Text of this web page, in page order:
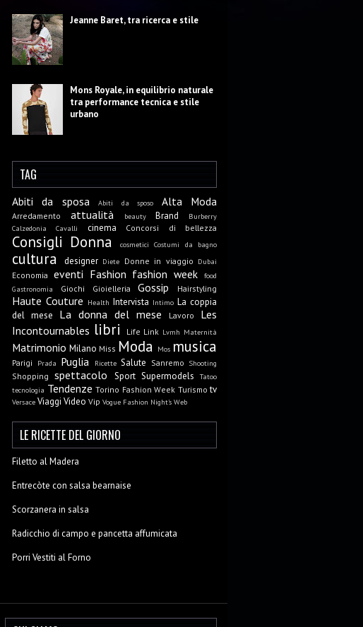
Jeanne Baret, tra ricerca e stile
Mons Royale, in equilibrio naturale
tra performance tecnica e stile
urbano
TAG
Abiti da sposa Abiti da sposo Alta Moda
Arredamento attualità beauty Brand
Burberry
Calzedonia
Cavalli cinema Concorsi di bellezza
Consigli Donna cosmetici Costumi da bagno
cultura designer Diete Donne in viaggio Dubai
Economia eventi Fashion fashion week
food
Gastronomia
Giochi Gioielleria Gossip Hairstyling
Haute Couture Health Intervista Intimo La coppia
del mese
La donna del mese Lavoro
Les
Incontournables libri Life Link Lvmh Maternità
Matrimonio Milano Miss Moda Mos musica
Parigi Prada Puglia Ricette Salute Sanremo Shooting
Shopping spettacolo Sport Supermodels
Tatoo
tecnologia Tendenze Torino Fashion Week Turismo tv
Versace Viaggi Video Vip Vogue Fashion Night's Web
LE RICETTE DEL GIORNO
Filetto al Madera
Entrecòte con salsa bearnaise
Scorzanera in salsa
Radicchio di campo e pancetta affumicata
Porri Vestiti al Forno